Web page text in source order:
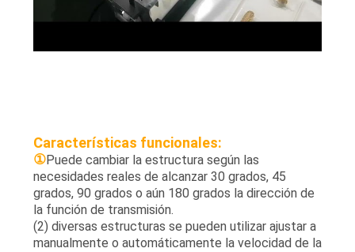
Características funcionales:
①Puede cambiar la estructura según las
necesidades reales de alcanzar 30 grados, 45
grados, 90 grados o aún 180 grados la dirección de
la función de transmisión.
(2) diversas estructuras se pueden utilizar ajustar a
manualmente o automáticamente la velocidad de la